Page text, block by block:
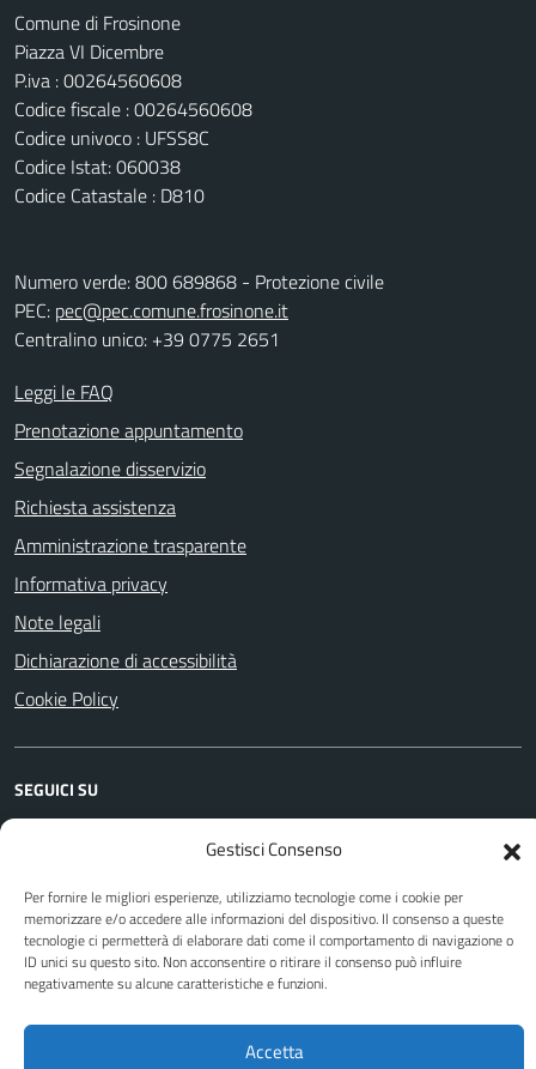
Gestisci Consenso
Per fornire le migliori esperienze, utilizziamo tecnologie come i cookie per
memorizzare e/o accedere alle informazioni del dispositivo. Il consenso a queste
tecnologie ci permetterà di elaborare dati come il comportamento di navigazione o
ID unici su questo sito. Non acconsentire o ritirare il consenso può influire
negativamente su alcune caratteristiche e funzioni.
Accetta
Comune di Frosinone
Piazza VI Dicembre
P.iva : 00264560608
Codice fiscale : 00264560608
Codice univoco : UFSS8C
Codice Istat: 060038
Codice Catastale : D810
Numero verde: 800 689868 - Protezione civile
PEC: pec@pec.comune.frosinone.it
Centralino unico: +39 0775 2651
Leggi le FAQ
Prenotazione appuntamento
Segnalazione disservizio
Richiesta assistenza
Amministrazione trasparente
Informativa privacy
Note legali
Dichiarazione di accessibilità
Cookie Policy
SEGUICI SU
Attuazione Misure PNRR
Piano di miglioramento del sito
Sito web a cura di Yes I Code